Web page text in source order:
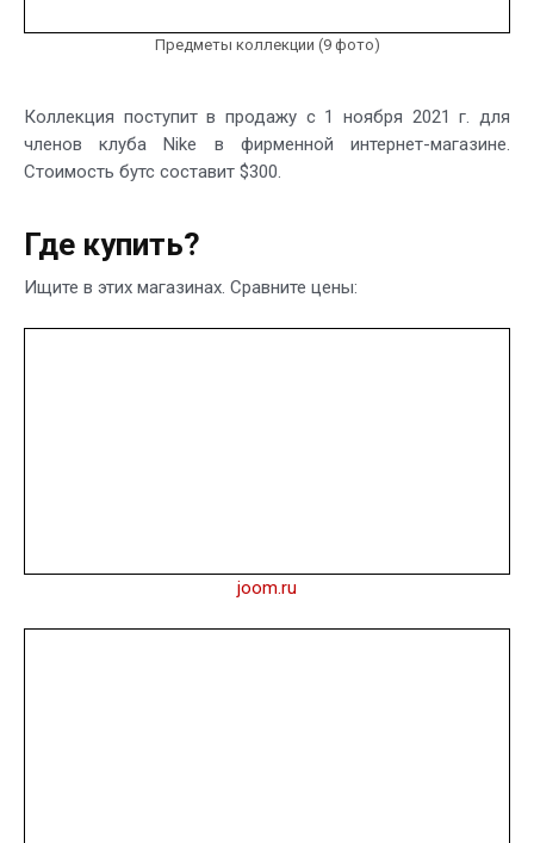
Предметы коллекции (9 фото)
Коллекция поступит в продажу с 1 ноября 2021 г. для
членов клуба Nike в фирменной интернет-магазине.
Стоимость бутс составит $300.
Где купить?
Ищите в этих магазинах. Сравните цены:
joom.ru